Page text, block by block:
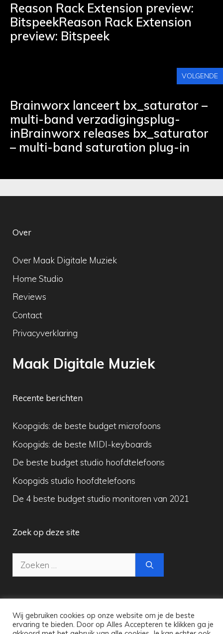
Reason Rack Extension preview:
BitspeekReason Rack Extension
preview: Bitspeek
VOLGENDE
Brainworx lanceert bx_saturator –
multi-band verzadigingsplug-
inBrainworx releases bx_saturator
– multi-band saturation plug-in
Over
Over Maak Digitale Muziek
Home Studio
Reviews
Contact
Privacyverklaring
Maak Digitale Muziek
Recente berichten
Koopgids: de beste budget microfoons
Koopgids: de beste MIDI-keyboards
De beste budget studio hoofdtelefoons
Koopgids studio hoofdtelefoons
De 4 beste budget studio monitoren van 2021
Zoek op deze site
Zoek
naar:
Copyright © 2026 Maak Digitale Muziek
Wij gebruiken cookies op onze website om je de beste
ervaring te bieden. Door op Alles Accepteren te klikken ga je